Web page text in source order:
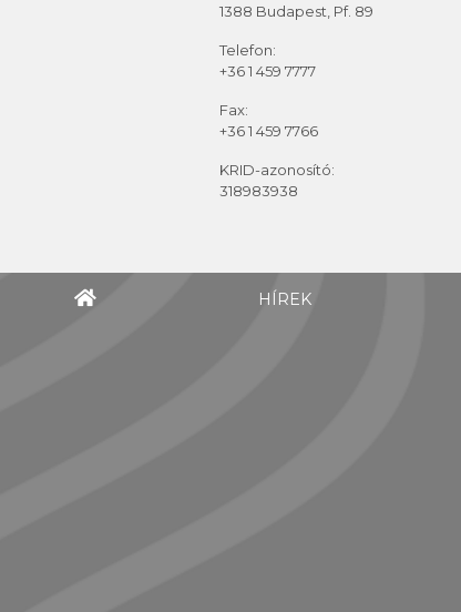
1388 Budapest, Pf. 89
Telefon:
+36 1 459 7777
Fax:
+36 1 459 7766
KRID-azonosító:
318983938
HÍREK